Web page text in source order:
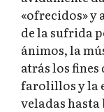
«ofrecidos» y
de la sufrida
ánimos, la
atrás los fines
farolillos y la
veladas